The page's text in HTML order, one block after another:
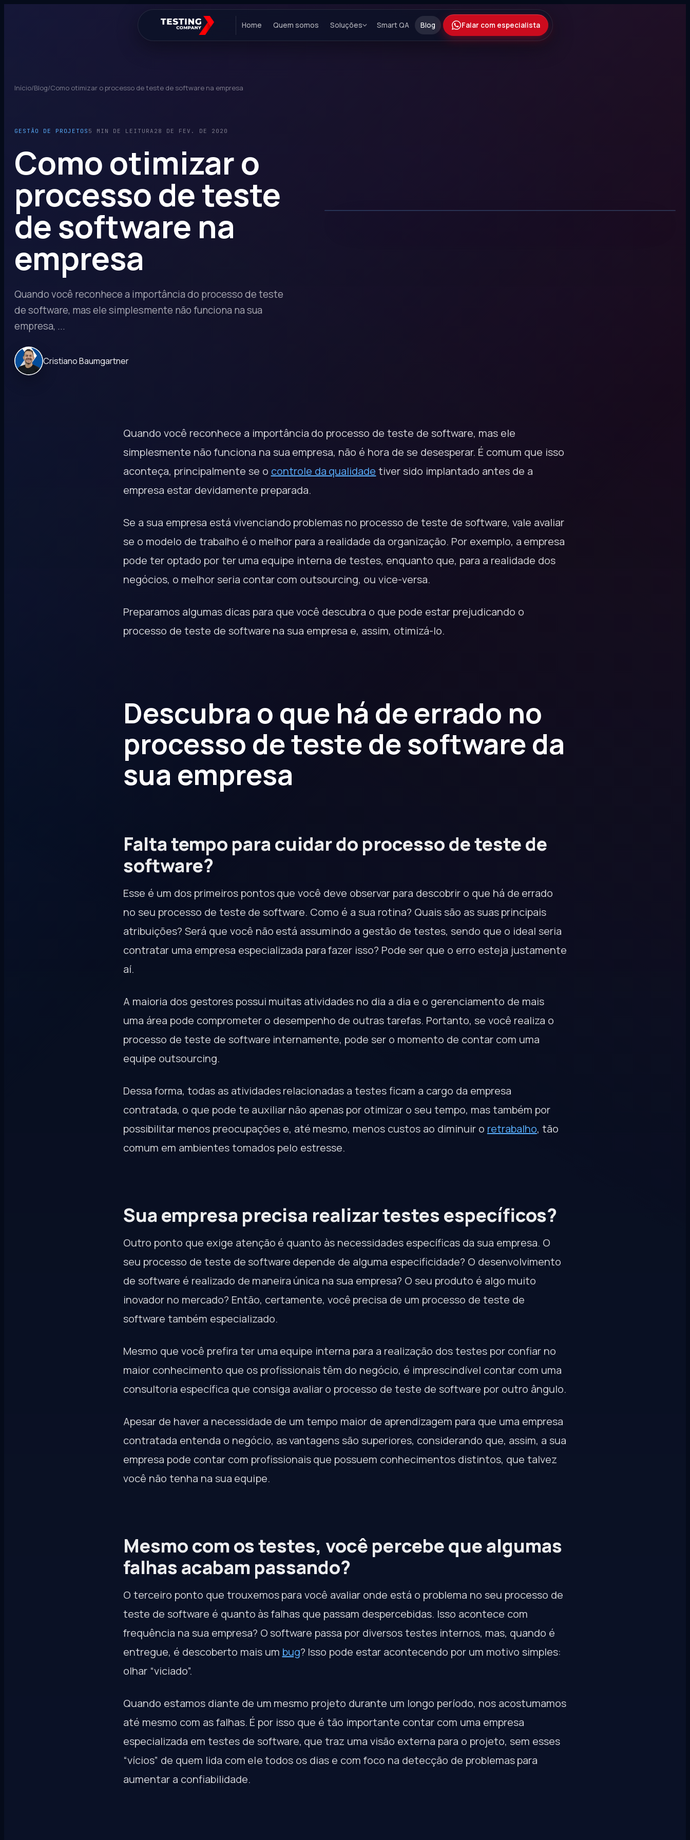
Home Quem somos Soluções Smart QA Blog Falar com especialista
Início/Blog/Como otimizar o processo de teste de software na empresa
GESTÃO DE PROJETOS 5 MIN DE LEITURA 28 DE FEV. DE 2020
Como otimizar o
processo de teste
de software na
empresa
Quando você reconhece a importância do processo de teste
de software, mas ele simplesmente não funciona na sua
empresa, ...
Cristiano Baumgartner
Quando você reconhece a importância do processo de teste de software, mas ele
simplesmente não funciona na sua empresa, não é hora de se desesperar. É comum que isso
aconteça, principalmente se o controle da qualidade tiver sido implantado antes de a
empresa estar devidamente preparada.
Se a sua empresa está vivenciando problemas no processo de teste de software, vale avaliar
se o modelo de trabalho é o melhor para a realidade da organização. Por exemplo, a empresa
pode ter optado por ter uma equipe interna de testes, enquanto que, para a realidade dos
negócios, o melhor seria contar com outsourcing, ou vice-versa.
Preparamos algumas dicas para que você descubra o que pode estar prejudicando o
processo de teste de software na sua empresa e, assim, otimizá-lo.
Descubra o que há de errado no
processo de teste de software da
sua empresa
Falta tempo para cuidar do processo de teste de
software?
Esse é um dos primeiros pontos que você deve observar para descobrir o que há de errado
no seu processo de teste de software. Como é a sua rotina? Quais são as suas principais
atribuições? Será que você não está assumindo a gestão de testes, sendo que o ideal seria
contratar uma empresa especializada para fazer isso? Pode ser que o erro esteja justamente
aí.
A maioria dos gestores possui muitas atividades no dia a dia e o gerenciamento de mais
uma área pode comprometer o desempenho de outras tarefas. Portanto, se você realiza o
processo de teste de software internamente, pode ser o momento de contar com uma
equipe outsourcing.
Dessa forma, todas as atividades relacionadas a testes ficam a cargo da empresa
contratada, o que pode te auxiliar não apenas por otimizar o seu tempo, mas também por
possibilitar menos preocupações e, até mesmo, menos custos ao diminuir o retrabalho, tão
comum em ambientes tomados pelo estresse.
Sua empresa precisa realizar testes específicos?
Outro ponto que exige atenção é quanto às necessidades específicas da sua empresa. O
seu processo de teste de software depende de alguma especificidade? O desenvolvimento
de software é realizado de maneira única na sua empresa? O seu produto é algo muito
inovador no mercado? Então, certamente, você precisa de um processo de teste de
software também especializado.
Mesmo que você prefira ter uma equipe interna para a realização dos testes por confiar no
maior conhecimento que os profissionais têm do negócio, é imprescindível contar com uma
consultoria específica que consiga avaliar o processo de teste de software por outro ângulo.
Apesar de haver a necessidade de um tempo maior de aprendizagem para que uma empresa
contratada entenda o negócio, as vantagens são superiores, considerando que, assim, a sua
empresa pode contar com profissionais que possuem conhecimentos distintos, que talvez
você não tenha na sua equipe.
Mesmo com os testes, você percebe que algumas
falhas acabam passando?
O terceiro ponto que trouxemos para você avaliar onde está o problema no seu processo de
teste de software é quanto às falhas que passam despercebidas. Isso acontece com
frequência na sua empresa? O software passa por diversos testes internos, mas, quando é
entregue, é descoberto mais um bug? Isso pode estar acontecendo por um motivo simples:
olhar “viciado”.
Quando estamos diante de um mesmo projeto durante um longo período, nos acostumamos
até mesmo com as falhas. É por isso que é tão importante contar com uma empresa
especializada em testes de software, que traz uma visão externa para o projeto, sem esses
“vícios” de quem lida com ele todos os dias e com foco na detecção de problemas para
aumentar a confiabilidade.